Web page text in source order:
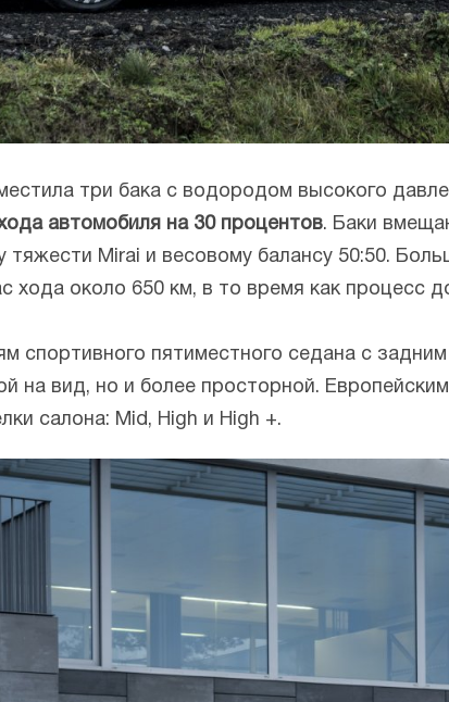
три бака с водородом высокого
автомобиля на 30 процентов. Баки
тяжести Mirai и весовому балансу 50:50.
хода около 650 км, в то время как процесс
спортивного пятиместного седана с
на вид, но и более просторной.
салона: Mid, High и High +.